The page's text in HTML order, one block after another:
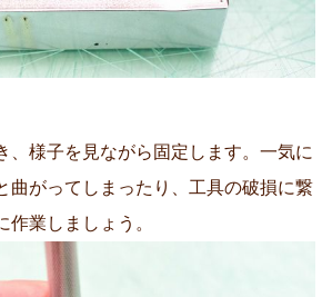
、様子を見ながら固定します。一気に
曲がってしまったり、工具の破損に繋
作業しましょう。